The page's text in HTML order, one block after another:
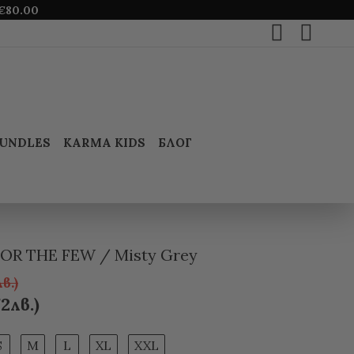
80.00
KARMA KIDS БЛОГ
THE FEW / Misty Grey
M L XL XXL